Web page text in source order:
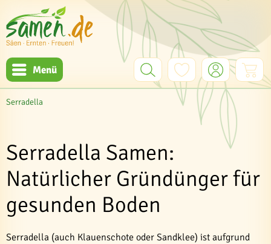
Menü
Serradella
Serradella Samen:
Natürlicher Gründünger für
gesunden Boden
Serradella (auch Klauenschote oder Sandklee) ist aufgrund